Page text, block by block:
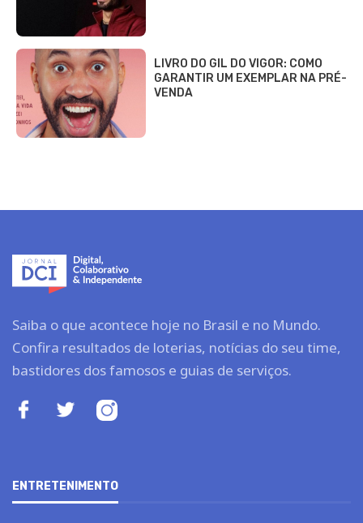
LIVRO DO GIL DO VIGOR: COMO
GARANTIR UM EXEMPLAR NA PRÉ-
VENDA
Saiba o que acontece hoje no Brasil e no Mundo.
Confira resultados de loterias, notícias do seu time,
bastidores dos famosos e guias de serviços.
ENTRETENIMENTO